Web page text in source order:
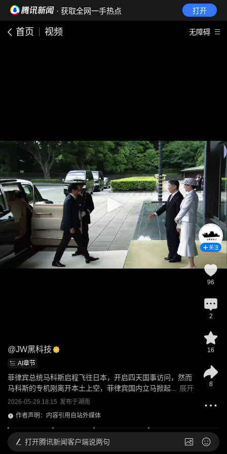
· 获取全网一手热点 打开
首页 视频 无障碍
@JW黑科技
AI章节
菲律宾总统马科斯启程飞往日本，开启四天国事访问，然而
马科斯的专机刚离开本土上空，菲律宾国内立马掀起...
展开
2026-05-29 18:15 发布于湖南
作者声明：内容引用自站外媒体
关注
96
2
16
8
打开腾讯新闻客户端说两句